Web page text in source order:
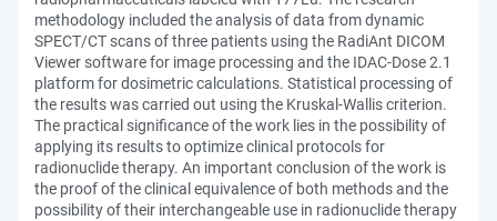
methodology included the analysis of data from dynamic
SPECT/CT scans of three patients using the RadiAnt DICOM
Viewer software for image processing and the IDAC-Dose 2.1
platform for dosimetric calculations. Statistical processing of
the results was carried out using the Kruskal-Wallis criterion.
The practical significance of the work lies in the possibility of
applying its results to optimize clinical protocols for
radionuclide therapy. An important conclusion of the work is
the proof of the clinical equivalence of both methods and the
possibility of their interchangeable use in radionuclide therapy